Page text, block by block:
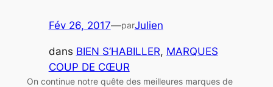
Fév 26, 2017—parJulien
dans BIEN S’HABILLER, MARQUES
COUP DE CŒUR
On continue notre quête des meilleures marques de